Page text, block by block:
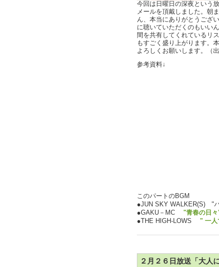
今回は日曜日の深夜という
メールを頂戴しました。朝
ん、本当にありがとうござ
に聴いていただくのもいい
間を共有してくれているリ
もすごく盛り上がります。
よろしくお願いします。（
参考資料↓
このパートのBGM
●JUN SKY WALKER(S) "
●GAKU－MC "青春の日
●THE HIGH-LOWS " 一人
２月２６日放送「大人